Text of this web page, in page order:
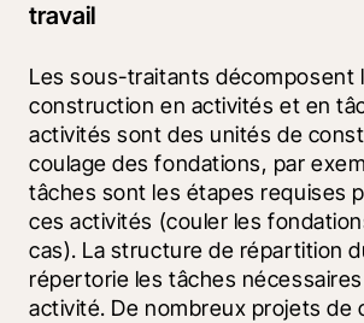
travail
Les sous-traitants décomposent
construction en activités et en
activités sont des unités de
coulage des fondations, par
tâches sont les étapes requises
ces activités (couler les
cas). La structure de répartition
répertorie les tâches
activité. De nombreux projets de